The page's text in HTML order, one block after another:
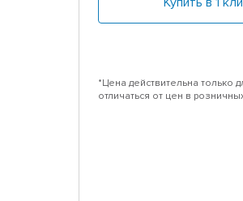
*Цена действительна только
отличаться от цен в